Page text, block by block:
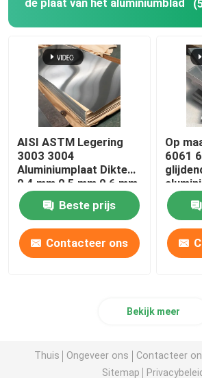
de plaat van het aluminiumblad
AISI ASTM Legering
3003 3004
Aluminiumplaat Dikte
0,4 mm 0,5 mm 0,6 mm
Beste prijs
Contacteer ons
Op
6061
Bekijk meer
Thuis Ongeveer ons Contacteer
Sitemap